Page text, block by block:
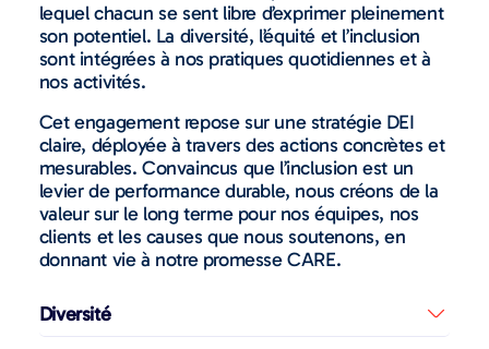
lequel chacun se sent libre d’exprimer pleinement
son potentiel. La diversité, l’équité et l’inclusion
sont intégrées à nos pratiques quotidiennes et à
nos activités.
Cet engagement repose sur une stratégie DEI
claire, déployée à travers des actions concrètes et
mesurables. Convaincus que l’inclusion est un
levier de performance durable, nous créons de la
valeur sur le long terme pour nos équipes, nos
clients et les causes que nous soutenons, en
donnant vie à notre promesse CARE.
Diversité